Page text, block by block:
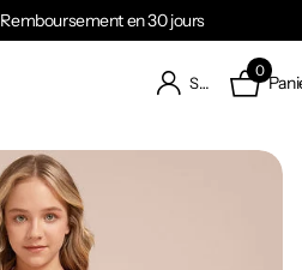
en 30 jours
S'identifier
0